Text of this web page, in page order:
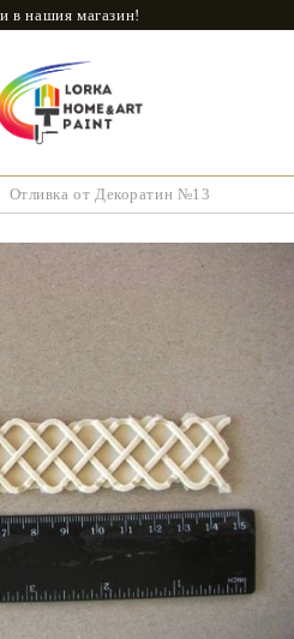
в нашия магазин!
Отливка от Декоратин №13